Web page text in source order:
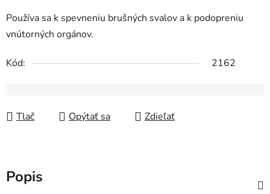
Používa sa k spevneniu brušných svalov a k podopreniu
vnútorných orgánov.
Kód: 2162
Tlač Opýtať sa Zdieľať
Popis